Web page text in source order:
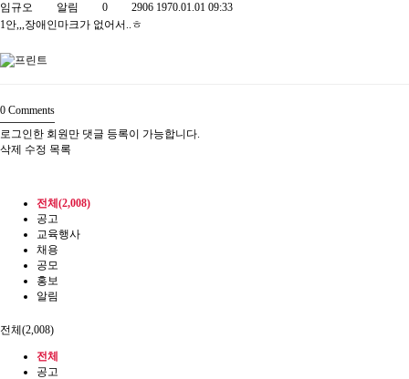
임규오 알림 0 2906 1970.01.01 09:33
1안,,,장애인마크가 없어서..ㅎ
0 Comments
로그인한 회원만 댓글 등록이 가능합니다.
삭제 수정 목록
전체(2,008)
공고
교육행사
채용
공모
홍보
알림
전체(2,008)
전체
공고